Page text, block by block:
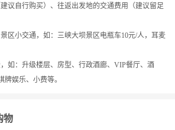
建议自行购买）、往返出发地的交通费用（建议留足
景区小交通，如：三峡大坝景区电瓶车10元/人，耳麦
，如：升级楼层、房型、行政酒廊、VIP餐厅、酒
娱乐、小费等。
物